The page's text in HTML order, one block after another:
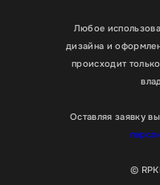
Любое
дизайна и
происходит
Оставляя заявку
©